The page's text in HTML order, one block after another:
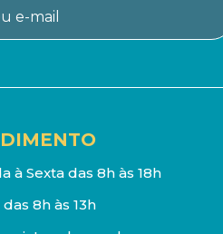
à Sexta das 8h às 18h
8h às 13h